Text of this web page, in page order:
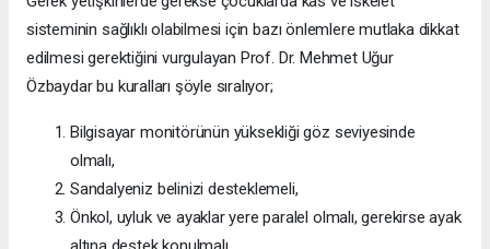
sisteminin sağlıklı olabilmesi için bazı önlemlere mutlaka dikkat
edilmesi gerektiğini vurgulayan Prof. Dr. Mehmet Uğur
Özbaydar bu kuralları şöyle sıralıyor;
Bilgisayar monitörünün yüksekliği göz seviyesinde
olmalı,
Sandalyeniz belinizi desteklemeli,
Önkol, uyluk ve ayaklar yere paralel olmalı, gerekirse ayak